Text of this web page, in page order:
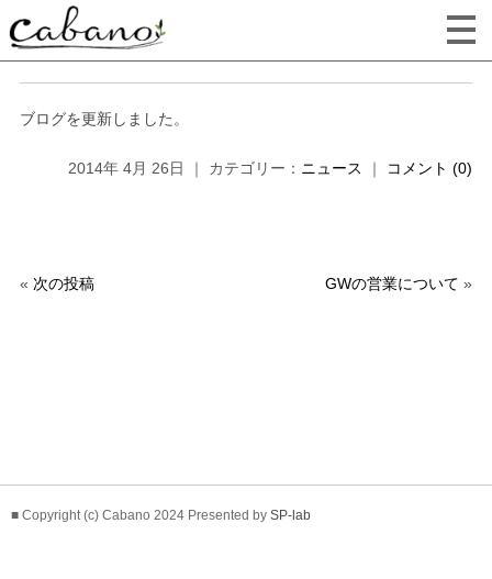
ブログを更新しました。
2014年 4月 26日 ｜ カテゴリー： ニュース ｜ コメント (0)
« 次の投稿 GWの営業について »
■ Copyright (c) Cabano 2024 Presented by SP-lab